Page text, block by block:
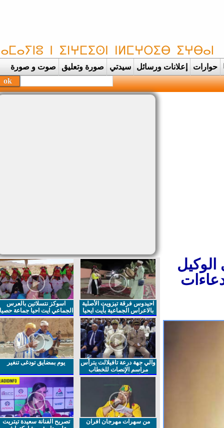
حوارات إعلانات ورسائل سيدتي صورة وتعليق صوت و صورة
احيدوس فرقة تيزويت الأصلية
بالاعراس الجماعية بأيت ايحيا
اسوكز نتسلاتين بالعرس
الجماعي ايت احيا جماعة حصيا
والي جهة درعة تافيلالت يترأس
مراسم الإنصات للخطاب
الملكي السامي بمناسبة
يوم بمضايق تودغى تنغير
من سهرات مهرجان افران
تصريح الفنانة سعيدة تيتريت